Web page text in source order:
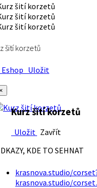
šití korzetů
Uložit
Kurz šití korzetů
Uložit Zavřít
KDE TO SEHNAT
krasnova.studio/
krasnova.studio/